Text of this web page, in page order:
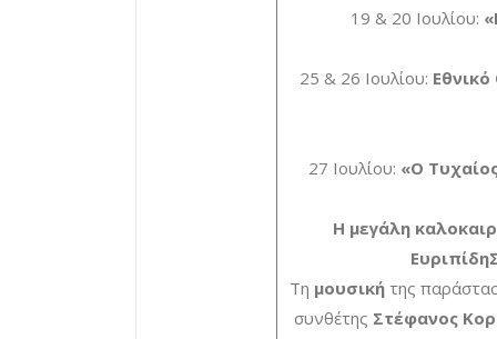
19 & 20 Ιουλίου:
25 & 26 Ιουλίου:
27 Ιουλίου: «Ο
Η μεγάλη
Τη μουσική της
συνθέτης Στέφανος